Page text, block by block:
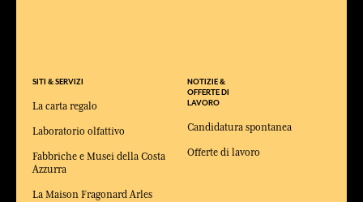
SITI & SERVIZI
La carta regalo
Laboratorio olfattivo
Fabbriche e Musei della Costa
Azzurra
La Maison Fragonard Arles
NOTIZIE &
OFFERTE DI
LAVORO
Candidatura spontanea
Offerte di lavoro